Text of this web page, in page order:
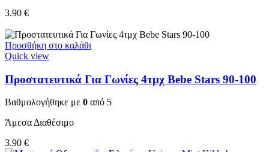
3.90 €
Προσθήκη στο καλάθι
Quick view
Προστατευτικά Για Γωνίες 4τμχ Bebe Stars 90-100
Βαθμολογήθηκε με 0 από 5
Άμεσα Διαθέσιμο
3.90 €